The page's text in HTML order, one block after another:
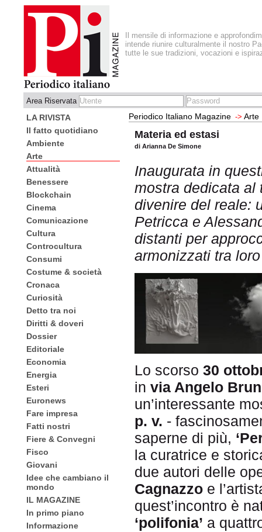
Il mensile di informazione e
intende riunire culturalmente il nostro
tutte le sue tradizioni, vocazioni e
Area Riservata
LA RIVISTA
Il fatto quotidiano
Ambiente
Arte
Attualità
Benessere
Blockchain
Cinema
Comunicazione
Cultura
Controcultura
Consumi
Costume & società
Cronaca
Curiosità
Detto tra noi
Diritti & doveri
Dossier
Editoriale
Economia
Energia
Esteri
Euronews
Fare impresa
Fatti nostri
Fiere & Convegni
Fisco
Giovani
Idee che cambiano il
mondo
IL MAGAZINE
In primo piano
Informazione
Periodico Italiano Magazine -> Arte
Materia ed estasi
di Arianna De Simone
Inaugurata in
mostra dedicata al
divenire del reale:
Petricca e
distanti per
armonizzati tra
Lo scorso 30
in via Angelo
un’interessante
p. v. -
saperne di più,
la curatrice e
due autori delle
Cagnazzo e
quest’incontro è
‘polifonia’ a